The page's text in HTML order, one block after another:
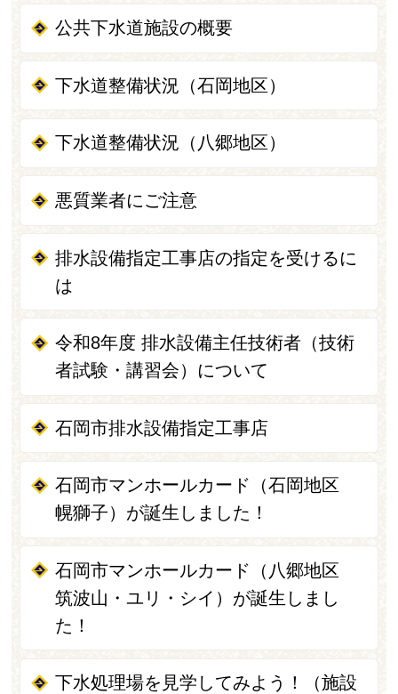
公共下水道施設の概要
下水道整備状況（石岡地区）
下水道整備状況（八郷地区）
悪質業者にご注意
排水設備指定工事店の指定を受けるに
は
令和8年度 排水設備主任技術者（技術
者試験・講習会）について
石岡市排水設備指定工事店
石岡市マンホールカード（石岡地区
幌獅子）が誕生しました！
石岡市マンホールカード（八郷地区
筑波山・ユリ・シイ）が誕生しまし
た！
下水処理場を見学してみよう！（施設